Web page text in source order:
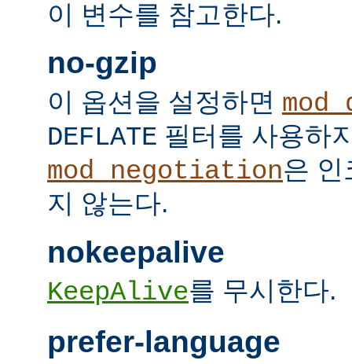
이 변수를 참고한다.
no-gzip
이 옵션을 설정하면
DEFLATE 필터를 사용하
mod_negotiation은 인
지 않는다.
nokeepalive
KeepAlive를 무시한다.
prefer-language